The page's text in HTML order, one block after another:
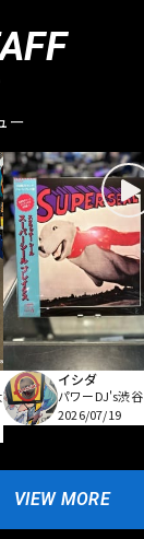
ー
イシダ
パワーDJ's渋谷
2026/07/19
VIEW MORE